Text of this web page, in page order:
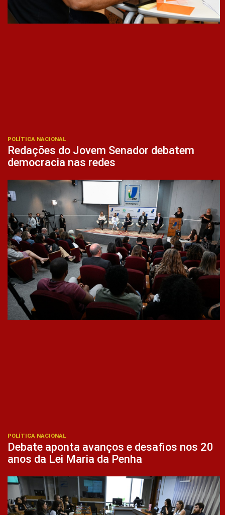
POLÍTICA NACIONAL
Redações do Jovem Senador debatem
democracia nas redes
POLÍTICA NACIONAL
Debate aponta avanços e desafios nos 20
anos da Lei Maria da Penha